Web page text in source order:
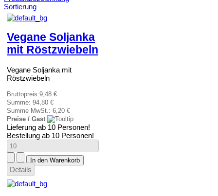
Sortierung
Vegane Soljanka
mit Röstzwiebeln
Vegane Soljanka mit
Röstzwiebeln
Bruttopreis:9,48 €
Summe: 94,80 €
Summe MwSt.: 6,20 €
Preise / Gast
Lieferung ab 10 Personen!
Bestellung ab 10 Personen!
Details